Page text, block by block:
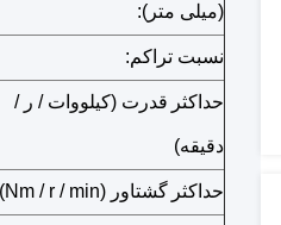
(میلی متر):
نسبت تراکم:
حداکثر قدرت (کیلووات / ر /
دقیقه)
حداکثر گشتاور (Nm / r / min):